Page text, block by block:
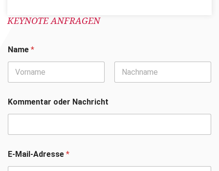
KEYNOTE ANFRAGEN
Name *
Kommentar oder Nachricht
E-Mail-Adresse *